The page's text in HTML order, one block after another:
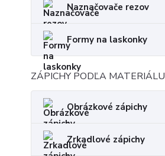
Naznačovače rezov
Formy na laskonky
ZÁPICHY PODĽA MATERIÁLU
Obrázkové zápichy
Zrkadlové zápichy